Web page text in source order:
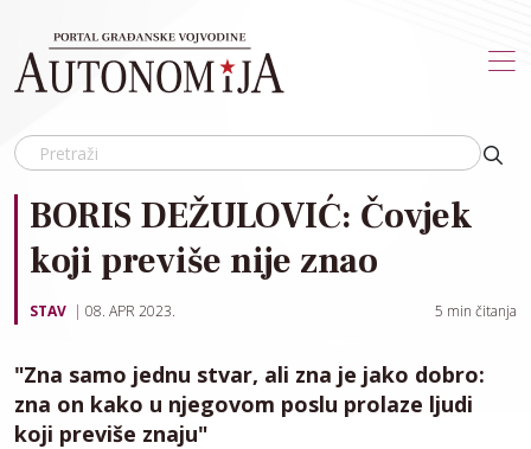
BORIS DEŽULOVIĆ: Čovjek
koji previše nije znao
STAV 08. APR 2023. 5 min čitanja
"Zna samo jednu stvar, ali zna je jako dobro:
zna on kako u njegovom poslu prolaze ljudi
koji previše znaju"